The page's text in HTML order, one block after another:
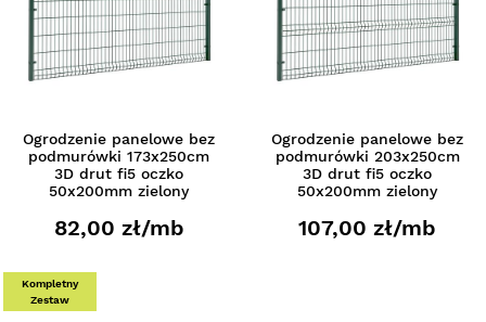
Ogrodzenie panelowe bez
podmurówki 173x250cm
3D drut fi5 oczko
50x200mm zielony
82,00 zł/mb
Ogrodzenie panelowe bez
podmurówki 203x250cm
3D drut fi5 oczko
50x200mm zielony
107,00 zł/mb
Kompletny
Zestaw